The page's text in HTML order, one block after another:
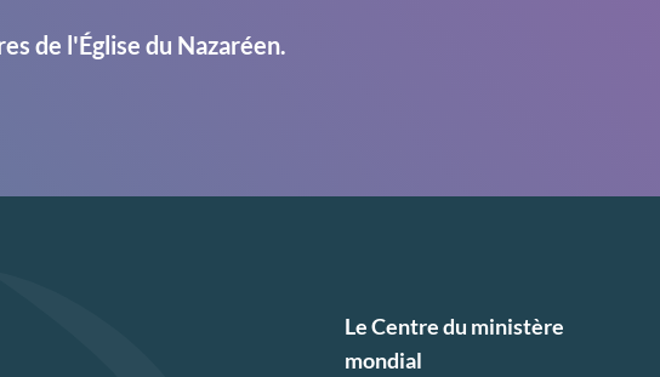
de l'Église du Nazaréen.
Le Centre du ministère
mondial